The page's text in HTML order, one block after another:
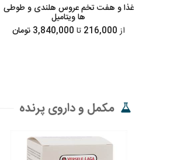
غذا و هفت تخم عروس هلندی و طوطی
ها ویتامیل
از
تا
مکمل و داروی پرنده